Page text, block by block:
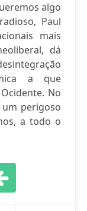
algo
Paul
mais
dá
a que
No
perigoso
a todo o